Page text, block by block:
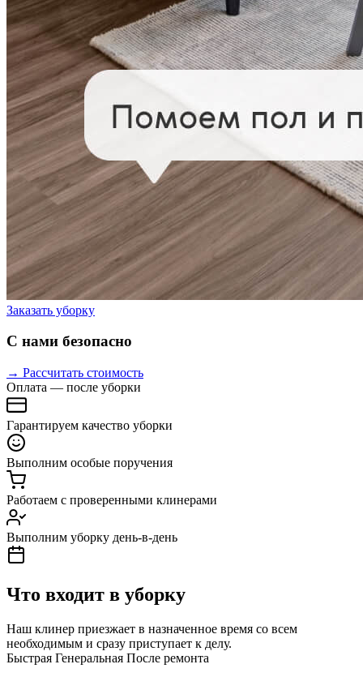
Заказать уборку
С нами безопасно
→ Рассчитать стоимость
Оплата — после уборки
Гарантируем качество уборки
Выполним особые поручения
Работаем с проверенными клинерами
Выполним уборку день-в-день
Что входит в уборку
Наш клинер приезжает в назначенное время со всем
необходимым и сразу приступает к делу.
Быстрая Генеральная После ремонта